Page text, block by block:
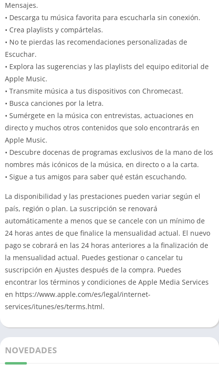
Mensajes.
• Descarga tu música favorita para escucharla sin conexión.
• Crea playlists y compártelas.
• No te pierdas las recomendaciones personalizadas de
Escuchar.
• Explora las sugerencias y las playlists del equipo editorial de
Apple Music.
• Transmite música a tus dispositivos con Chromecast.
• Busca canciones por la letra.
• Sumérgete en la música con entrevistas, actuaciones en
directo y muchos otros contenidos que solo encontrarás en
Apple Music.
• Descubre docenas de programas exclusivos de la mano de los
nombres más icónicos de la música, en directo o a la carta.
• Sigue a tus amigos para saber qué están escuchando.
La disponibilidad y las prestaciones pueden variar según el
país, región o plan. La suscripción se renovará
automáticamente a menos que se cancele con un mínimo de
24 horas antes de que finalice la mensualidad actual. El nuevo
pago se cobrará en las 24 horas anteriores a la finalización de
la mensualidad actual. Puedes gestionar o cancelar tu
suscripción en Ajustes después de la compra. Puedes
encontrar los términos y condiciones de Apple Media Services
en https://www.apple.com/es/legal/internet-
services/itunes/es/terms.html.
NOVEDADES